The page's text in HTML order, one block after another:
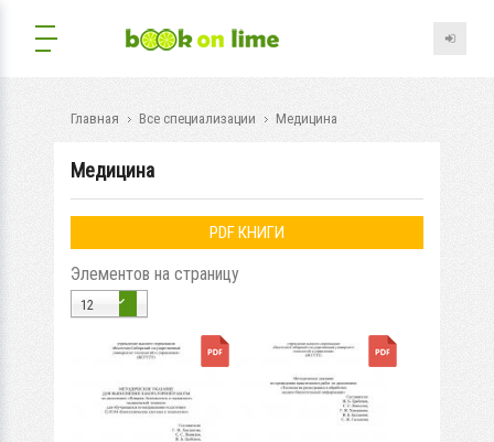
Главная Все специализации Медицина
Медицина
PDF КНИГИ
Элементов на страницу
12